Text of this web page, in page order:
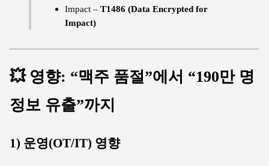
Impact – T1486 (Data Encrypted for
Impact)
💥 영향: “맥주 품절”에서 “190만 명
정보 유출”까지
1) 운영(OT/IT) 영향